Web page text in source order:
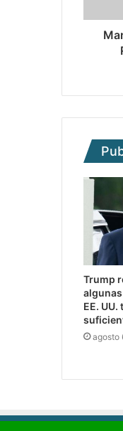
Trump
EE.
agosto